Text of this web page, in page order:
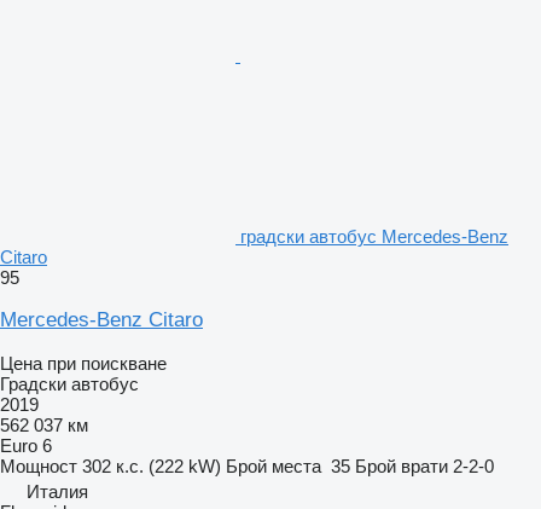
градски автобус Mercedes-Benz
Citaro
95
Mercedes-Benz Citaro
Цена при поискване
Градски автобус
2019
562 037 км
Euro 6
Мощност 302 к.с. (222 kW) Брой места 35 Брой врати 2-2-0
Италия